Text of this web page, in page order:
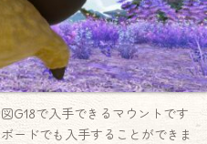
G18で入手できるマウントです
ードでも入手することができま